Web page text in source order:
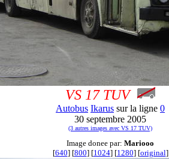
VS 17 TUV
Autobus Ikarus sur la ligne 0
30 septembre 2005
(3 autres images avec VS 17 TUV)
Image donee par: Mariooo
[640] [800] [1024] [1280] [original]